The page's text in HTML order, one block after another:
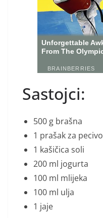
Sastojci:
500 g brašna
1 prašak za pecivo
1 kašičica soli
200 ml jogurta
100 ml mlijeka
100 ml ulja
1 jaje